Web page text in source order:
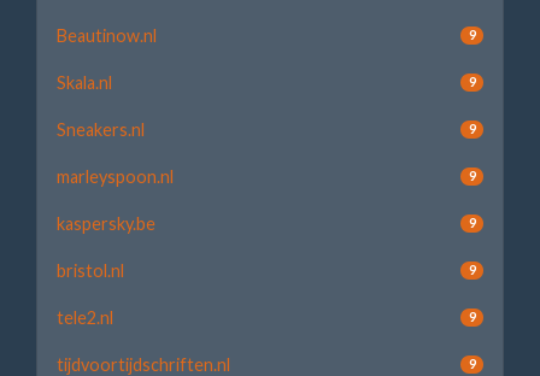
Beautinow.nl 9
Skala.nl 9
Sneakers.nl 9
marleyspoon.nl 9
kaspersky.be 9
bristol.nl 9
tele2.nl 9
tijdvoortijdschriften.nl 9